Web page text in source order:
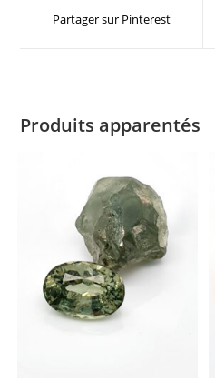
Partager sur Pinterest
Produits apparentés